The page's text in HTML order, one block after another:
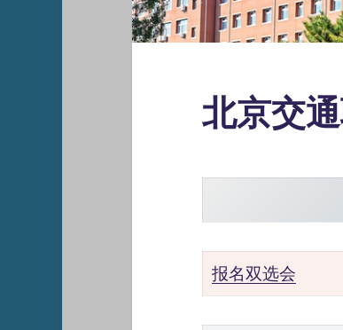
北京交
报名双选会